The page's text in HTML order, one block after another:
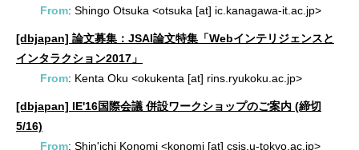
From: Shingo Otsuka <otsuka [at] ic.kanagawa-it.ac.jp>
[dbjapan] 論文募集：JSAI論文特集「Webインテリジェンスと
インタラクション2017」
From: Kenta Oku <okukenta [at] rins.ryukoku.ac.jp>
[dbjapan] IE'16国際会議 併設ワークショップのご案内 (締切
5/16)
From: Shin'ichi Konomi <konomi [at] csis.u-tokyo.ac.jp>